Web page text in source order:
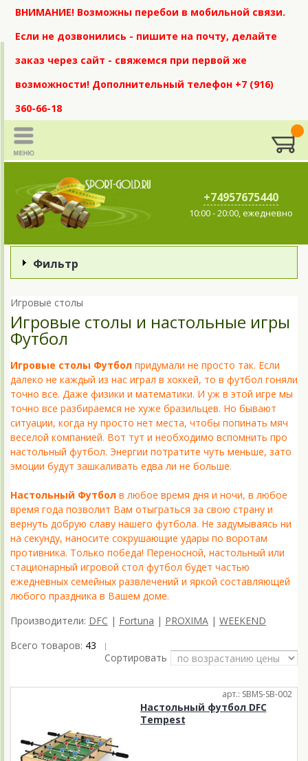
ВНИМАНИЕ! Возможны перебои в мобильной связи.
Если не дозвонились - пишите на почту, делайте
заказ через сайт - свяжемся при первой же
возможности! Дополнительный телефон +7 (916)
360-66-18
+74957675440
10:00 - 20:00, ежедневно
Фильтр
Игровые столы
Игровые столы и настольные игры
Футбол
Игровые столы Футбол придумали не просто так. Если
далеко не каждый из нас играл в хоккей, то в футбол гоняли
точно все. Даже физики и математики. И уж в этой игре мы
точно все разбираемся не хуже бразильцев. Но бывают
ситуации, когда ну просто нет места, чтобы попинать мяч
веселой компанией. Вот тут и необходимо вспомнить про
настольный футбол. Энергии потратите чуть меньше, зато
эмоции будут зашкаливать едва ли не больше.
Настольный Футбол в любое время дня и ночи, в любое
время года позволит Вам отыграться за свою страну и
вернуть добрую славу нашего футбола. Не задумываясь ни
на секунду, наносите сокрушающие удары по воротам
противника. Только победа! Переносной, настольный или
стационарный игровой стол футбол будет частью
ежедневных семейных развлечений и яркой составляющей
любого праздника в Вашем доме.
Производители: DFC | Fortuna | PROXIMA | WEEKEND
Всего товаров: 43 |
Сортировать
арт.: SBMS-SB-002
Настольный футбол DFC
Tempest